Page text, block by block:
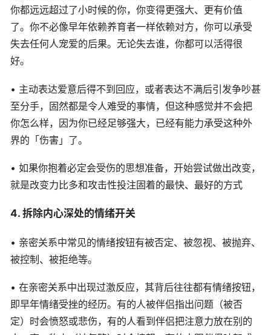
你都远远超过了小时候的你，你变得更强大、更有价值
了。你不必像早年依赖养育者一样依赖对方，你可以承受
失去任何人宠爱的后果。无论失去谁，你都可以活得很
好。
• 主动表达爱意后得不到回应，或者表达不满后引发争吵甚
至分手，固然都是令人难受的事情，但这种感觉并不会把
你怎么样，因为你已经足够强大，已经有能力承受这种外
界的「伤害」了。
• 如果你抱着必定会受伤的思想准备，开始尝试做出改变，
就是改变力比多和攻击性投注固着的最快、最好的方式
4. 拆除内心深处的情绪开关
• 亲密关系中常见的情绪按钮有被否定、被忽视、被抛弃、
被控制、被拒绝等。
• 在亲密关系中出现过激反应，其背后往往都有情绪按钮，
即早年情绪受挫的经历。有的人被伴侣指出问题（被否
定）时会愤怒或悲伤，有的人看到伴侣把注意力放在别的